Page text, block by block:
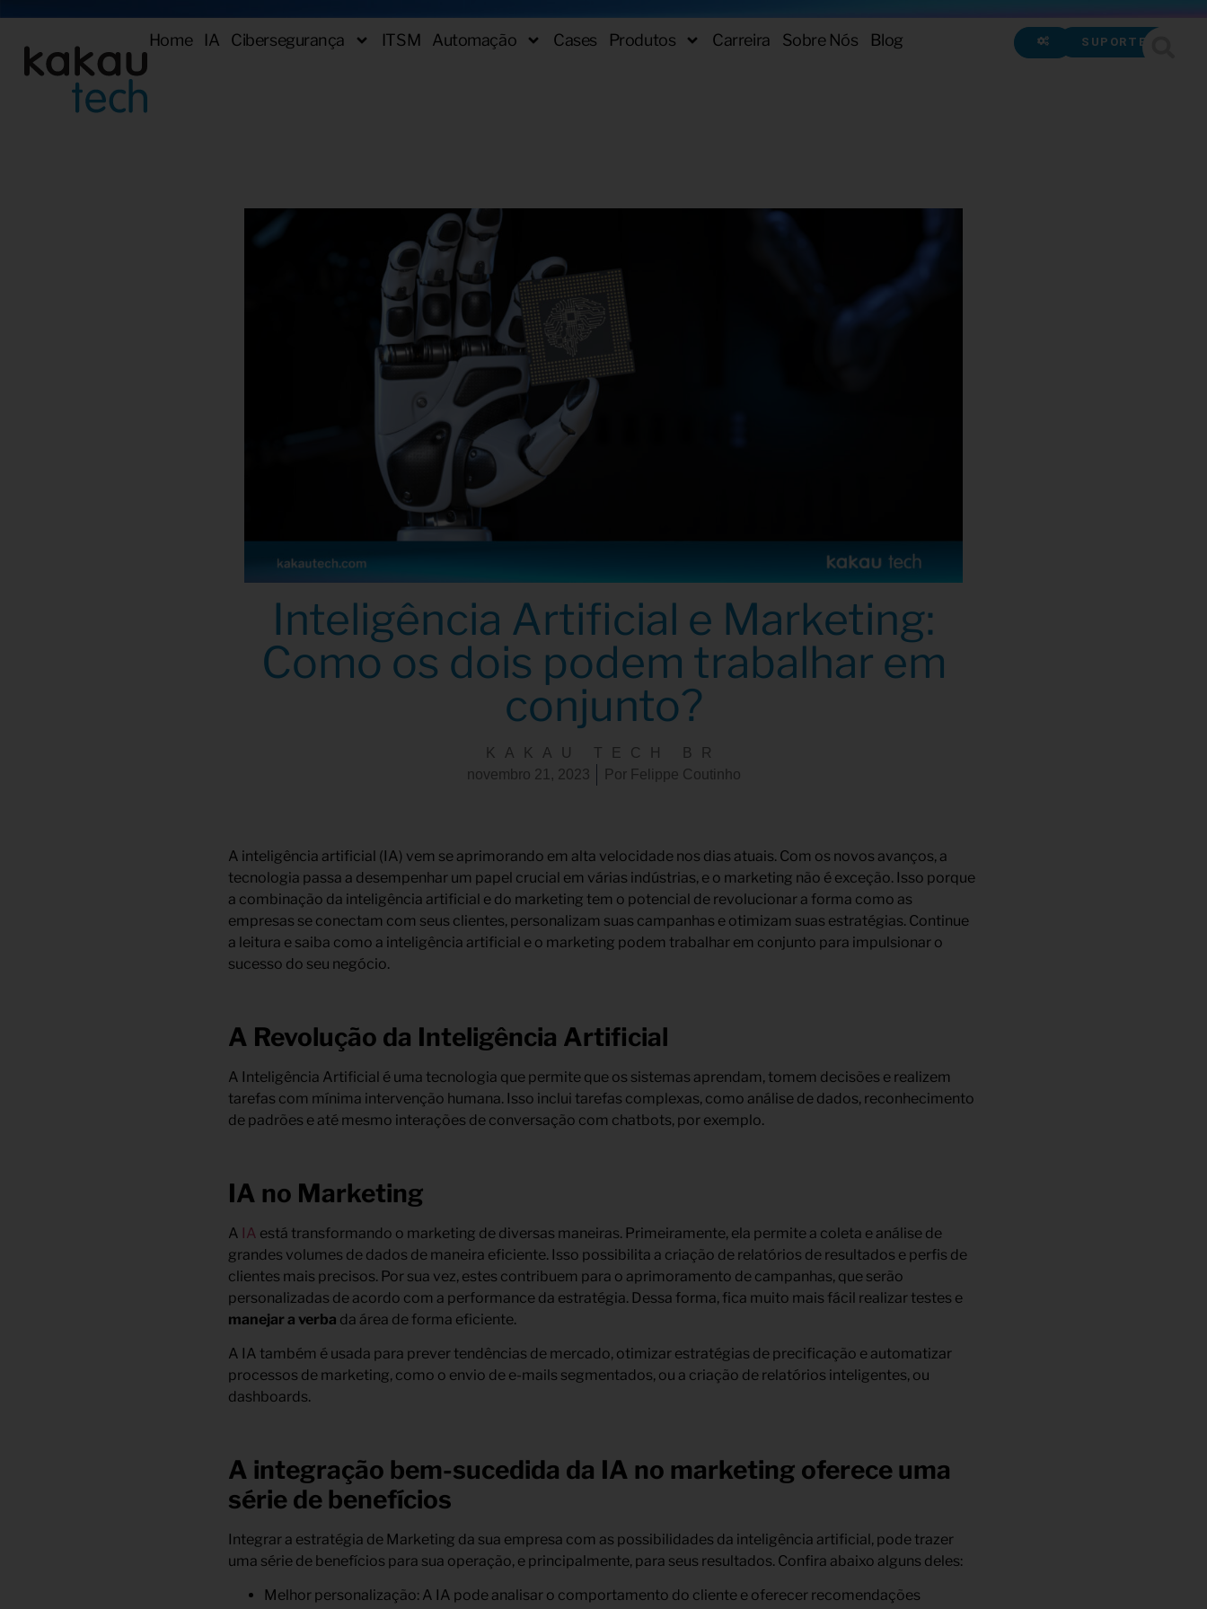
Home IA Cibersegurança ITSM Automação Cases Produtos Carreira Sobre Nós Blog SUPORTE
Inteligência Artificial e Marketing:
Como os dois podem trabalhar em
conjunto?
KAKAU TECH BR
novembro 21, 2023
PorFelippe Coutinho
A inteligência artificial (IA) vem se aprimorando em alta velocidade nos dias atuais. Com os novos avanços, a
tecnologia passa a desempenhar um papel crucial em várias indústrias, e o marketing não é exceção. Isso porque
a combinação da inteligência artificial e do marketing tem o potencial de revolucionar a forma como as
empresas se conectam com seus clientes, personalizam suas campanhas e otimizam suas estratégias. Continue
a leitura e saiba como a inteligência artificial e o marketing podem trabalhar em conjunto para impulsionar o
sucesso do seu negócio.
A Revolução da Inteligência Artificial
A Inteligência Artificial é uma tecnologia que permite que os sistemas aprendam, tomem decisões e realizem
tarefas com mínima intervenção humana. Isso inclui tarefas complexas, como análise de dados, reconhecimento
de padrões e até mesmo interações de conversação com chatbots, por exemplo.
IA no Marketing
A IA está transformando o marketing de diversas maneiras. Primeiramente, ela permite a coleta e análise de
grandes volumes de dados de maneira eficiente. Isso possibilita a criação de relatórios de resultados e perfis de
clientes mais precisos. Por sua vez, estes contribuem para o aprimoramento de campanhas, que serão
personalizadas de acordo com a performance da estratégia. Dessa forma, fica muito mais fácil realizar testes e
manejar a verba da área de forma eficiente.
A IA também é usada para prever tendências de mercado, otimizar estratégias de precificação e automatizar
processos de marketing, como o envio de e-mails segmentados, ou a criação de relatórios inteligentes, ou
dashboards.
A integração bem-sucedida da IA no marketing oferece uma
série de benefícios
Integrar a estratégia de Marketing da sua empresa com as possibilidades da inteligência artificial, pode trazer
uma série de benefícios para sua operação, e principalmente, para seus resultados. Confira abaixo alguns deles:
Melhor personalização: A IA pode analisar o comportamento do cliente e oferecer recomendações